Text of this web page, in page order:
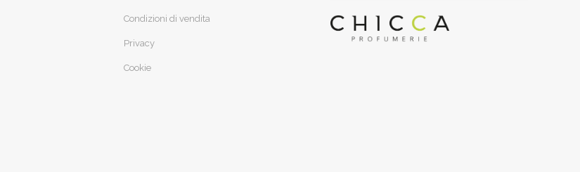
Condizioni di vendita
Privacy
Cookie